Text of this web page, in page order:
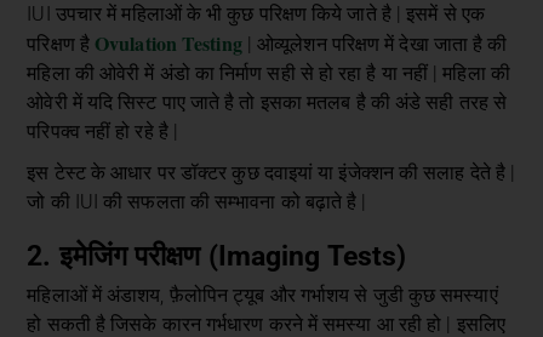
IUI उपचार में महिलाओं के भी कुछ परिक्षण किये जाते है | इसमें से एक
परिक्षण है Ovulation Testing| ओव्यूलेशन परिक्षण में देखा जाता है की
महिला की ओवेरी में अंडो का निर्माण सही से हो रहा है या नहीं | महिला की
ओवेरी में यदि सिस्ट पाए जाते है तो इसका मतलब है की अंडे सही तरह से
परिपक्व नहीं हो रहे है |
इस टेस्ट के आधार पर डॉक्टर कुछ दवाइयां या इंजेक्शन की सलाह देते है |
जो की IUI की सफलता की सम्भावना को बढ़ाते है |
2. इमेजिंग परीक्षण (Imaging Tests)
महिलाओं में अंडाशय, फ़ैलोपिन ट्यूब और गर्भाशय से जुडी कुछ समस्याएं
हो सकती है जिसके कारन गर्भधारण करने में समस्या आ रही हो | इसलिए